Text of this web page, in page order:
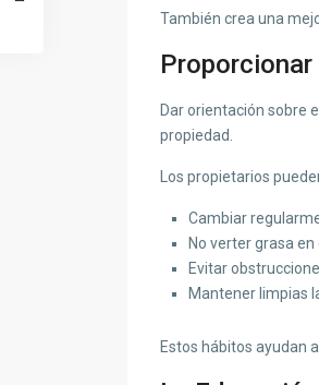
También crea una
Dar orientación sobre
propiedad.
Los propietarios
Cambiar
No verter grasa
Evitar
Mantener limpias
Estos hábitos ayudan